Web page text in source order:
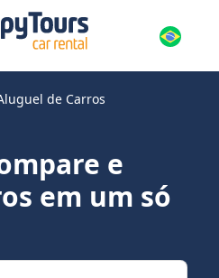
de Carros
e
em um só